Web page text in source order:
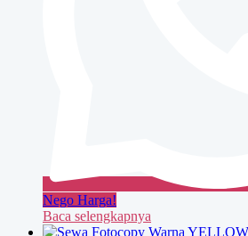
Nego Harga!
Baca selengkapnya